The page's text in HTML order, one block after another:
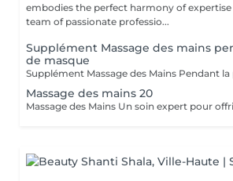
embodies the perfect harmony of expertise
team of passionate professio...
Supplément Massage des mains
de masque
Massage des mains 20